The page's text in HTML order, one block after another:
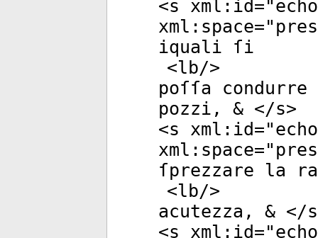
<s xml:id="
xml:space="
iquali ſi
<lb/>
poſſa
pozzi, & </s>
<s xml:id="
xml:space="
ſprezzare la
<lb/>
acutezza, & </s
<s xml:id="